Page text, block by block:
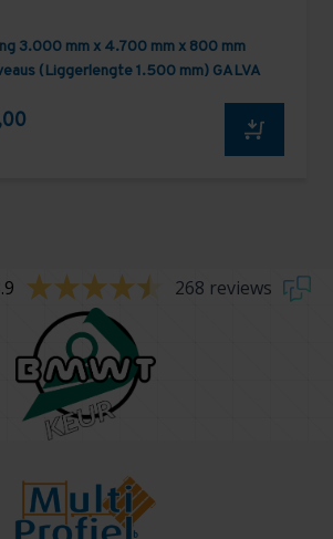
3.000 mm x 4.700 mm x 800 mm
(Liggerlengte 1.500 mm) GALVA
268 reviews